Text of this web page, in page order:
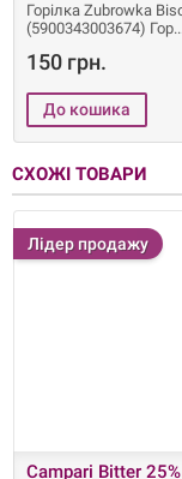
Горілка Zubrowka
(5900343003674) Гор
150 грн.
СХОЖІ ТОВАРИ
Лідер продажу
Campari Bitter